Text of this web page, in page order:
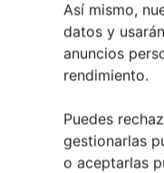
Así mismo,
datos y
anuncios
rendimiento.
Puedes
gestionarlas
o aceptarlas